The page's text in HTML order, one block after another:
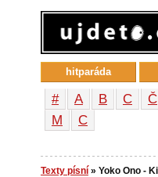
# A B C Č
М
С
Texty písní » Yoko Ono -
hitparáda